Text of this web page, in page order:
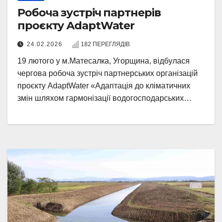
Робоча зустріч партнерів
проєкту AdaptWater
24.02.2026 182 ПЕРЕГЛЯДІВ
19 лютого у м.Матесалка, Угорщина, відбулася
чергова робоча зустріч партнерських організацій
проєкту AdaptWater «Адаптація до кліматичних
змін шляхом гармонізації водогосподарських…